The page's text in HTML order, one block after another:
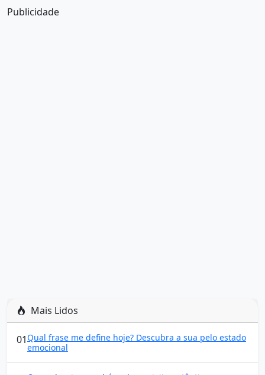
Publicidade
Mais Lidos
01Qual frase me define hoje? Descubra a sua pelo estado
emocional